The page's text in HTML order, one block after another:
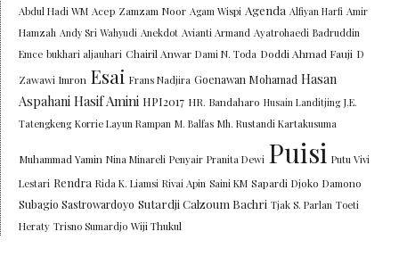
Abdul Hadi WM Acep Zamzam Noor Agam Wispi Agenda Alfiyan Harfi Amir
Hamzah Andy Sri Wahyudi Anekdot Avianti Armand Ayatrohaedi Badruddin
Emce bukhari aljauhari Chairil Anwar Dami N. Toda Doddi Ahmad Fauji D
Zawawi Imron Esai Frans Nadjira Goenawan Mohamad Hasan
Aspahani Hasif Amini HPI2017 HR. Bandaharo Husain Landitjing J.E.
Tatengkeng Korrie Layun Rampan M. Balfas Mh. Rustandi Kartakusuma
Muhammad Yamin Nina Minareli Penyair Pranita Dewi Puisi Putu Vivi
Lestari Rendra Rida K. Liamsi Rivai Apin Saini KM Sapardi Djoko Damono
Subagio Sastrowardoyo Sutardji Calzoum Bachri Tjak S. Parlan Toeti
Heraty Trisno Sumardjo Wiji Thukul